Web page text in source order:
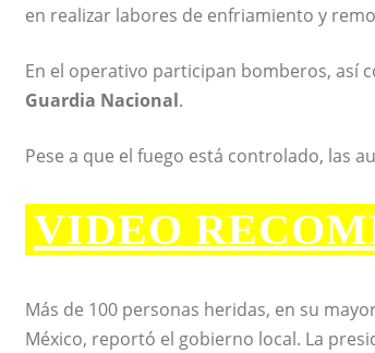
en realizar labores de enfriamiento y
En el operativo participan bomberos, así
Guardia Nacional.
Pese a que el fuego está controlado, las
VIDEO
Más de 100 personas heridas, en su
México, reportó el gobierno local. La